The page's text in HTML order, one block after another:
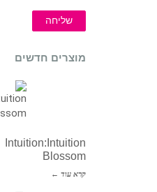
שליחה
מוצרים חדשים
Intuition:Intuition
Blossom
קרא עוד ←